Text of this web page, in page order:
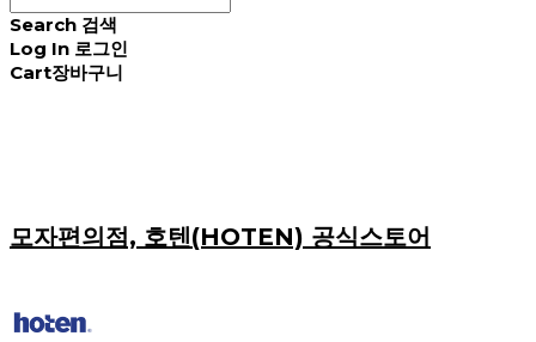
Search 검색
Log In 로그인
Cart장바구니
모자편의점, 호텐(HOTEN) 공식스토어